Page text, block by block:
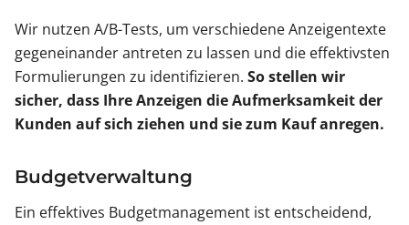
Wir nutzen A/B-Tests, um verschiedene Anzeigentexte
gegeneinander antreten zu lassen und die effektivsten
Formulierungen zu identifizieren. So stellen wir
sicher, dass Ihre Anzeigen die Aufmerksamkeit der
Kunden auf sich ziehen und sie zum Kauf anregen.
Budgetverwaltung
Ein effektives Budgetmanagement ist entscheidend,